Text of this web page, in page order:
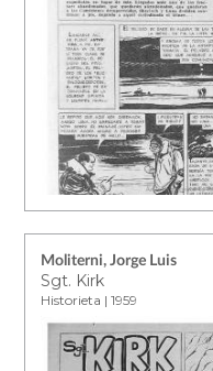
Moliterni, Jorge Luis
Sgt. Kirk
Historieta | 1959